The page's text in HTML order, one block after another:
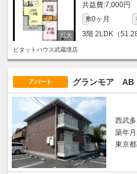
7,000円
敷0ヶ月
3階 2LDK（
ピタットハウス武蔵境店
アパート グランモア AB
西武
築年
東京